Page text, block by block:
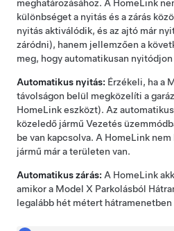
meghatározásához. A HomeLink
különbséget a nyitás és a zárás
nyitás aktiválódik, és az ajtó már
záródni), hanem jellemzően a
meg, hogy automatikusan
Automatikus nyitás: Érzékeli, ha a
távolságon belül megközelíti a
HomeLink eszközt). Az
közeledő jármű Vezetés
be van kapcsolva. A HomeLink
jármű már a területen van.
Automatikus zárás: A HomeLink
amikor a Model X Parkolásból
legalább hét métert hátramenetben